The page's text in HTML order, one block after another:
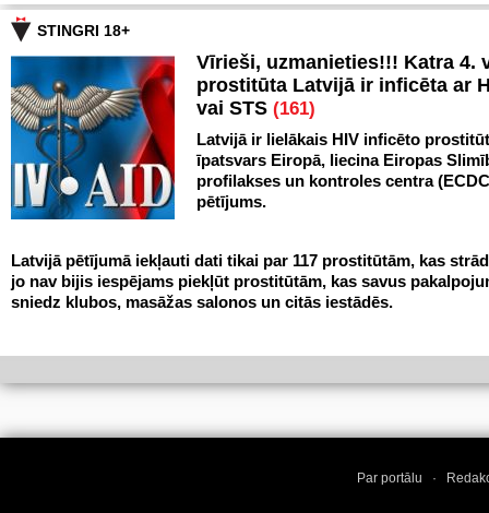
STINGRI 18+
Vīrieši, uzmanieties!!! Katra 4.
prostitūta Latvijā ir inficēta ar
vai STS (161)
Latvijā ir lielākais HIV inficēto
īpatsvars Eiropā, liecina Eiropas
profilakses un kontroles centra
pētījums.
Latvijā pētījumā iekļauti dati tikai par 117 prostitūtām, kas
jo nav bijis iespējams piekļūt prostitūtām, kas savus
sniedz klubos, masāžas salonos un citās iestādēs.
Par portālu ·